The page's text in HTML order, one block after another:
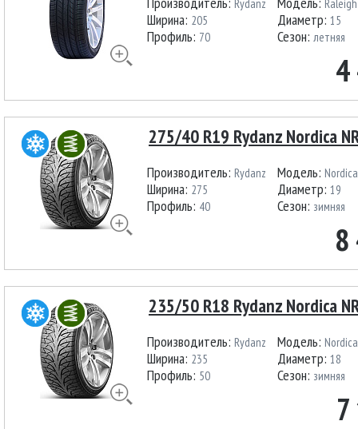
Rydanz
Ширина: 205
Профиль: 70
Диаметр: 15
Сезон: летняя
275/40 R19 Rydanz Nordica
Производитель: Rydanz
Ширина: 275
Профиль: 40
Модель:
Диаметр: 19
Сезон: зимняя
235/50 R18 Rydanz Nordica
Производитель: Rydanz
Ширина: 235
Профиль: 50
Модель:
Диаметр: 18
Сезон: зимняя